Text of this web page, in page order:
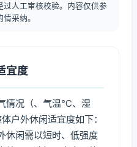
过人工审核校验。内容仅供参
采纳。
宜度
情况（、气温℃、湿
户外休闲适宜度如下：
休闲需以短时、低强度